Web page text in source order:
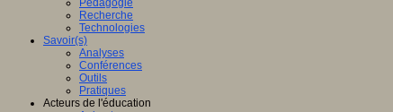
Pédagogie
Recherche
Technologies
Savoir(s)
Analyses
Conférences
Outils
Pratiques
Acteurs de l'éducation